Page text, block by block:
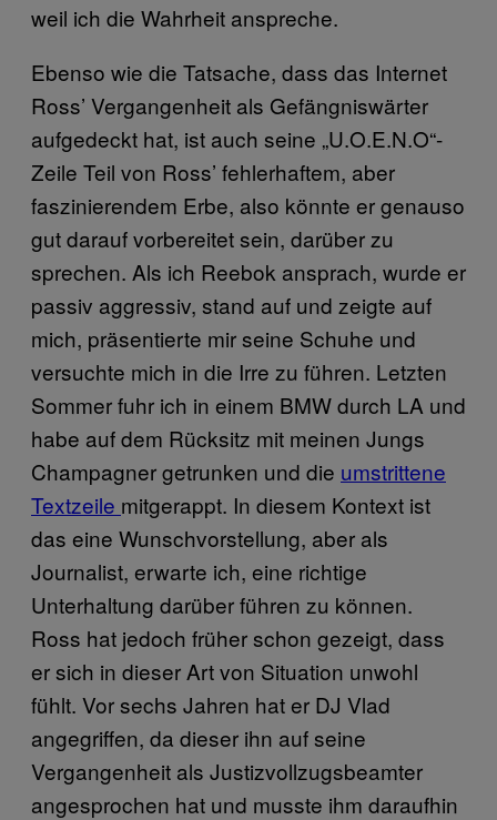
weil ich die Wahrheit anspreche.
Ebenso wie die Tatsache, dass das Internet
Ross’ Vergangenheit als Gefängniswärter
aufgedeckt hat, ist auch seine „U.O.E.N.O“-
Zeile Teil von Ross’ fehlerhaftem, aber
faszinierendem Erbe, also könnte er genauso
gut darauf vorbereitet sein, darüber zu
sprechen. Als ich Reebok ansprach, wurde er
passiv aggressiv, stand auf und zeigte auf
mich, präsentierte mir seine Schuhe und
versuchte mich in die Irre zu führen. Letzten
Sommer fuhr ich in einem BMW durch LA und
habe auf dem Rücksitz mit meinen Jungs
Champagner getrunken und die umstrittene
Textzeile mitgerappt. In diesem Kontext ist
das eine Wunschvorstellung, aber als
Journalist, erwarte ich, eine richtige
Unterhaltung darüber führen zu können.
Ross hat jedoch früher schon gezeigt, dass
er sich in dieser Art von Situation unwohl
fühlt. Vor sechs Jahren hat er DJ Vlad
angegriffen, da dieser ihn auf seine
Vergangenheit als Justizvollzugsbeamter
angesprochen hat und musste ihm daraufhin